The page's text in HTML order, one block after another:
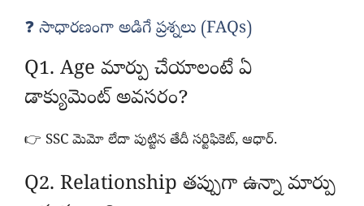
❓ సాధారణంగా అడిగే ప్రశ్నలు (FAQs)
Q1. Age మార్పు చేయాలంటే ఏ
డాక్యుమెంట్ అవసరం?
👉 SSC మెమో లేదా పుట్టిన తేదీ సర్టిఫికెట్, ఆధార్.
Q2. Relationship తప్పుగా ఉన్నా మార్పు